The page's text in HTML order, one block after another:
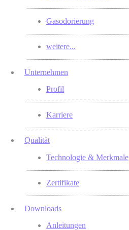
Gasodorierung
weitere...
Unternehmen
Profil
Karriere
Qualität
Technologie & Merkmale
Zertifikate
Downloads
Anleitungen